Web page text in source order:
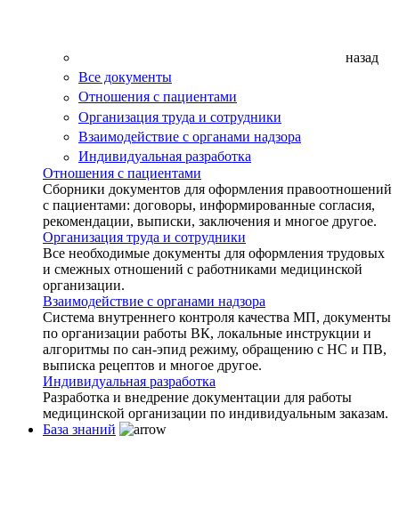
назад
Все документы
Отношения с пациентами
Организация труда и сотрудники
Взаимодействие с органами надзора
Индивидуальная разработка
Отношения с пациентами
Сборники документов для оформления правоотношений
с пациентами: договоры, информированные согласия,
рекомендации, выписки, заключения и многое другое.
Организация труда и сотрудники
Все необходимые документы для оформления трудовых
и смежных отношений с работниками медицинской
организации.
Взаимодействие с органами надзора
Система внутреннего контроля качества МП, документы
по организации работы ВК, локальные инструкции и
алгоритмы по сан-эпид режиму, обращению с НС и ПВ,
выписка рецептов и многое другое.
Индивидуальная разработка
Разработка и внедрение документации для работы
медицинской организации по индивидуальным заказам.
База знаний